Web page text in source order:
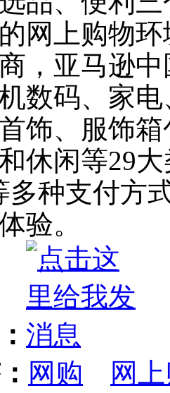
网上购物
，亚马逊
数码、家
饰、服饰
休闲等29
多种支付方
验。
网购
网